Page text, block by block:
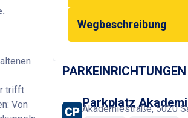
trifft
Von
Wegbeschreibung
Parkplatz
Akademiestraße, 5020